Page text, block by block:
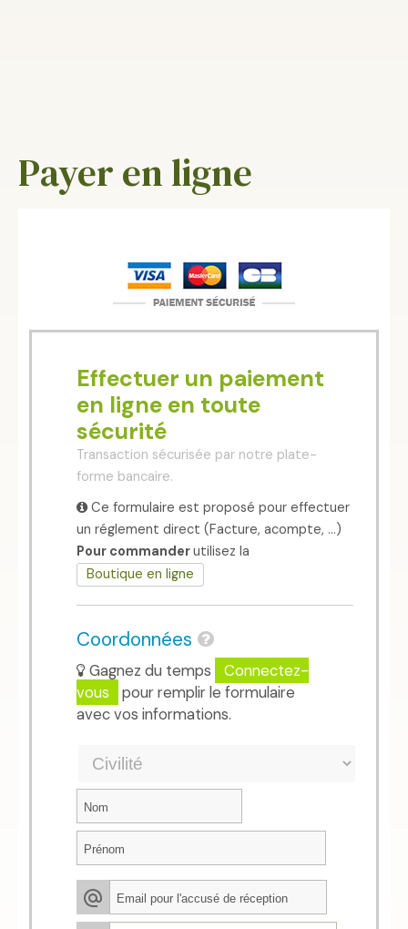
Payer en ligne
Effectuer un paiement
en ligne en toute
sécurité
Transaction sécurisée par notre plate-
forme bancaire.
Ce formulaire est proposé pour effectuer
un réglement direct (Facture, acompte, ...)
Pour commanderutilisez la
Boutique en ligne
Coordonnées
Gagnez du temps
Connectez-
vous
pour remplir le formulaire
avec vos informations.